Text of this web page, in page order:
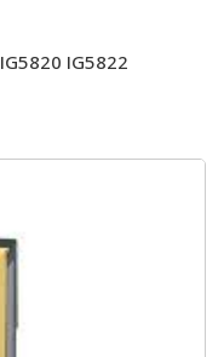
IG5822